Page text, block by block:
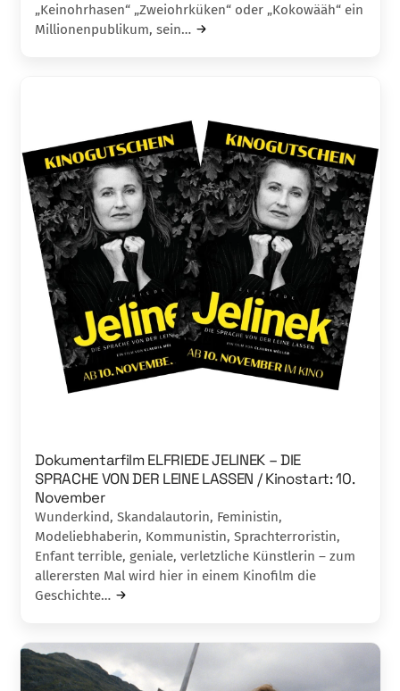
„Keinohrhasen“ „Zweiohrküken“ oder „Kokowääh“ ein
Millionenpublikum, sein…
Dokumentarfilm ELFRIEDE JELINEK – DIE
SPRACHE VON DER LEINE LASSEN / Kinostart: 10.
November
Wunderkind, Skandalautorin, Feministin,
Modeliebhaberin, Kommunistin, Sprachterroristin,
Enfant terrible, geniale, verletzliche Künstlerin – zum
allerersten Mal wird hier in einem Kinofilm die
Geschichte…